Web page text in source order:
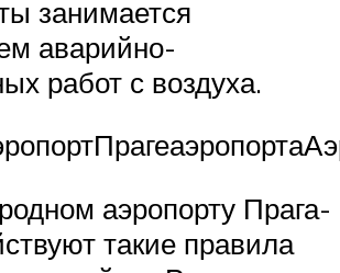
занимается
аварийно-
работ с воздуха.
аэропорту Прага-
такие правила